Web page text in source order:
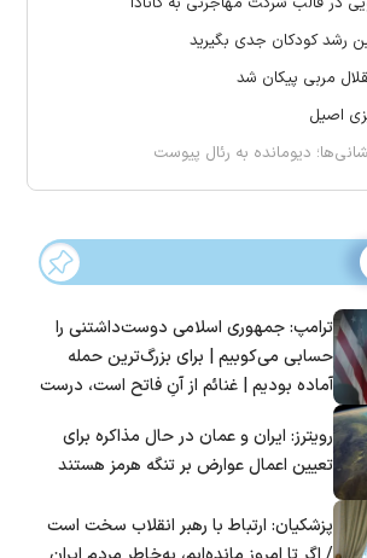
رشد کودکان جدی بگیرید
مربی پیکان شد
اصیل
دیومانده به رئال پیوست
ترامپ: جمهوری اسلامی دوست‌داشتنی را
حسابی می‌کوبیم | برای بزرگ‌ترین حمله
آماده بودیم | غنائم از آنِ فاتح است، درست
رویترز: ایران و عمان در حال مذاکره برای
تعیین اعمال عوارض بر تنگه هرمز هستند
پزشکیان: ارتباط با رهبر انقلاب سخت است